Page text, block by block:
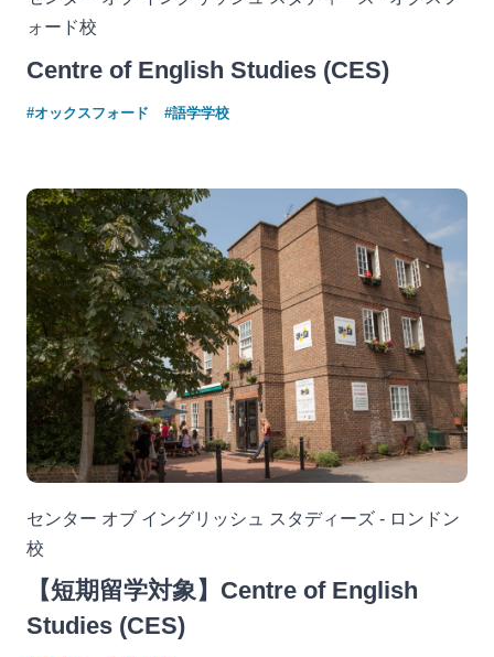
ォード校
Centre of English Studies (CES)
#オックスフォード #語学学校
センター オブ イングリッシュ スタディーズ - ロンドン
校
【短期留学対象】Centre of English
Studies (CES)